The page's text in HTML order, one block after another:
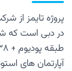
پروژه تایمز از